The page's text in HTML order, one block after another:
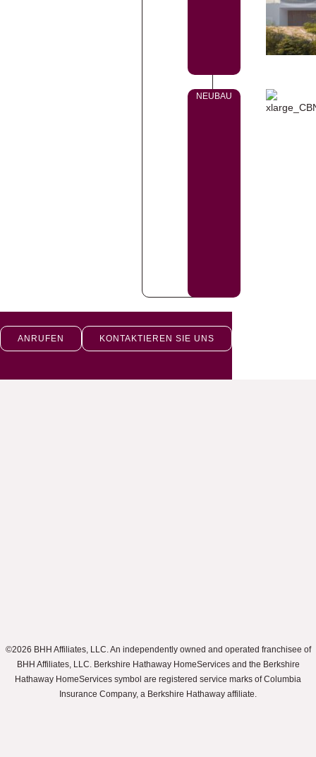
NEUBAU
ANRUFEN KONTAKTIEREN SIE UNS
©2026 BHH Affiliates, LLC. An independently owned and operated franchisee of
BHH Affiliates, LLC. Berkshire Hathaway HomeServices and the Berkshire
Hathaway HomeServices symbol are registered service marks of Columbia
Insurance Company, a Berkshire Hathaway affiliate.